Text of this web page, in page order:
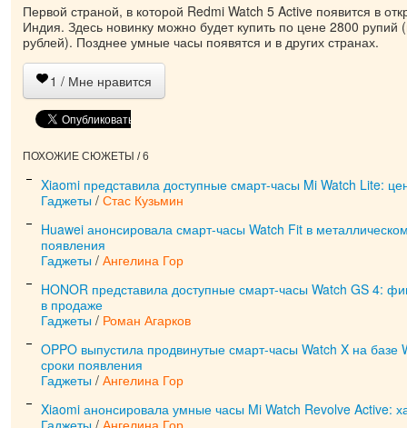
Первой страной, в которой Redmi Watch 5 Active появится в
Индия. Здесь новинку можно будет купить по цене 2800 рупий
рублей). Позднее умные часы появятся и в других странах.
1 / Мне нравится
ПОХОЖИЕ СЮЖЕТЫ / 6
Xiaomi представила доступные смарт-часы Mi Watch Lite:
Гаджеты / Стас Кузьмин
Huawei анонсировала смарт-часы Watch Fit в
появления
Гаджеты / Ангелина Гор
HONOR представила доступные смарт-часы Watch GS 4:
в продаже
Гаджеты / Роман Агарков
OPPO выпустила продвинутые смарт-часы Watch X на
сроки появления
Гаджеты / Ангелина Гор
Xiaomi анонсировала умные часы Mi Watch Revolve Active:
Гаджеты / Ангелина Гор